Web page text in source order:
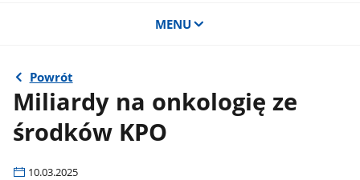
MENU
Powrót
Miliardy na onkologię ze
środków KPO
10.03.2025